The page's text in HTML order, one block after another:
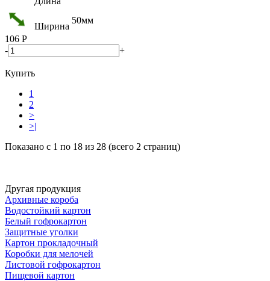
Ширина
50мм
106 Р
-
+
Купить
1
2
>
>|
Показано с 1 по 18 из 28 (всего 2 страниц)
Другая продукция
Архивные короба
Водостойкий картон
Белый гофрокартон
Защитные уголки
Картон прокладочный
Коробки для мелочей
Листовой гофрокартон
Пищевой картон